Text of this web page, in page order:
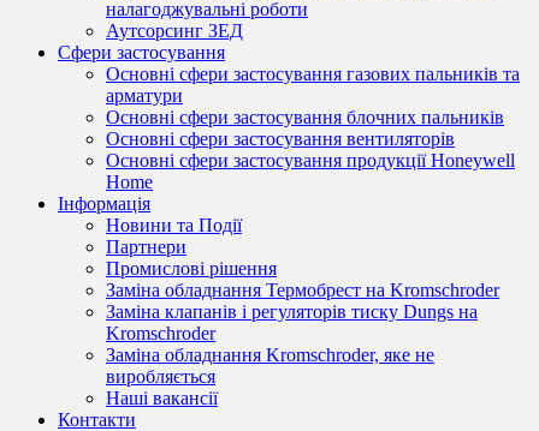
налагоджувальні роботи
Аутсорсинг ЗЕД
Сфери застосування
Основні сфери застосування газових пальників та
арматури
Основні сфери застосування блочних пальників
Основні сфери застосування вентиляторів
Основні сфери застосування продукції Honeywell
Home
Інформація
Новини та Події
Партнери
Промислові рішення
Заміна обладнання Термобрест на Kromschroder
Заміна клапанів і регуляторів тиску Dungs на
Kromschroder
Заміна обладнання Kromschroder, яке не
виробляється
Наші вакансії
Контакти